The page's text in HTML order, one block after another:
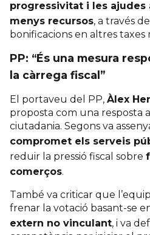
progressivitat i les ajudes
menys recursos, a través
bonificacions en altres taxes
PP: “És una mesura
la càrrega fiscal”
El portaveu del PP, Àlex
proposta com una resposta
ciutadania. Segons va
compromet els serveis
reduir la pressió fiscal sobre
comerços.
També va criticar que
frenar la votació basant-se
extern no vinculant, i va